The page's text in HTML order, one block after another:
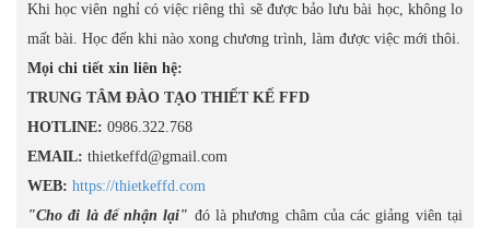
Khi học viên nghỉ có việc riêng thì sẽ được bảo lưu bài học, không lo
mất bài. Học đến khi nào xong chương trình, làm được việc mới thôi.
Mọi chi tiết xin liên hệ:
TRUNG TÂM ĐÀO TẠO THIẾT KẾ FFD
HOTLINE: 0986.322.768
EMAIL: thietkeffd@gmail.com
WEB: https://thietkeffd.com
"Cho đi là để nhận lại" đó là phương châm của các giảng viên tại